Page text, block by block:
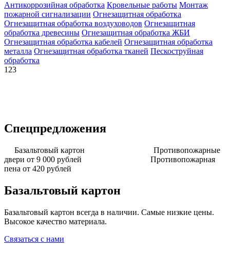
Антикоррозийная обработка Кровельные работы Монтаж
пожарной сигнализации Огнезащитная обработка
Огнезащитная обработка воздуховодов Огнезащитная
обработка древесины Огнезащитная обработка ЖБИ
Огнезащитная обработка кабелей Огнезащитная обработка
металла Огнезащитная обработка тканей Пескоструйная
обработка
123
Спецпредложения
Базальтовый картон
Противопожарные
двери от 9 000 рублей
Противопожарная
пена от 420 рублей
Базальтовый картон
Базальтовый картон всегда в наличии. Самые низкие цены.
Высокое качество материала.
Связаться с нами